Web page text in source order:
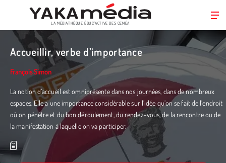
principal
LA MÉDIATHÈQUE ÉDUC’ACTIVE DES CEMÉA
Accueillir, verbe d’importance
François Simon
La notion d’accueil est omniprésente dans nos journées, dans de nombreux
espaces. Elle a une importance considérable sur l’idée qu’on se fait de l’endroit
où on pénètre et du bon déroulement, du rendez-vous, de la rencontre ou de
la manifestation à laquelle on va participer.